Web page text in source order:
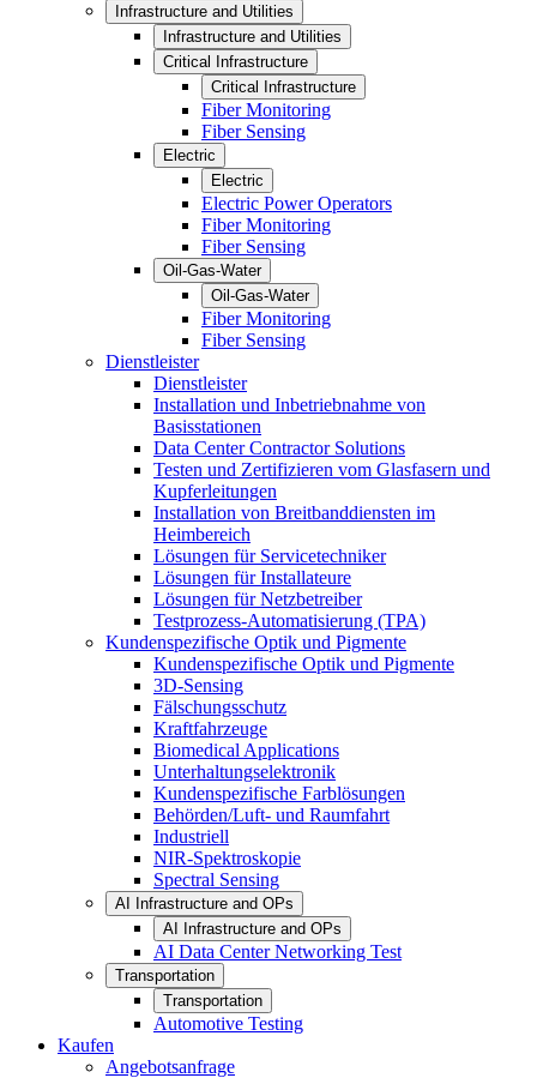
Infrastructure and Utilities
Infrastructure and Utilities
Critical Infrastructure
Critical Infrastructure
Fiber Monitoring
Fiber Sensing
Electric
Electric
Electric Power Operators
Fiber Monitoring
Fiber Sensing
Oil-Gas-Water
Oil-Gas-Water
Fiber Monitoring
Fiber Sensing
Dienstleister
Dienstleister
Installation und Inbetriebnahme von
Basisstationen
Data Center Contractor Solutions
Testen und Zertifizieren vom Glasfasern und
Kupferleitungen
Installation von Breitbanddiensten im
Heimbereich
Lösungen für Servicetechniker
Lösungen für Installateure
Lösungen für Netzbetreiber
Testprozess-Automatisierung (TPA)
Kundenspezifische Optik und Pigmente
Kundenspezifische Optik und Pigmente
3D-Sensing
Fälschungsschutz
Kraftfahrzeuge
Biomedical Applications
Unterhaltungselektronik
Kundenspezifische Farblösungen
Behörden/Luft- und Raumfahrt
Industriell
NIR-Spektroskopie
Spectral Sensing
AI Infrastructure and OPs
AI Infrastructure and OPs
AI Data Center Networking Test
Transportation
Transportation
Automotive Testing
Kaufen
Angebotsanfrage